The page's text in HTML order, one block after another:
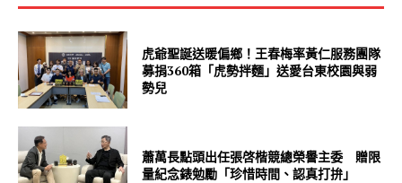
虎爺聖誕送暖偏鄉！王春梅率黃仁服務團隊
募捐360箱「虎勢拌麵」送愛台東校園與弱
勢兒
蕭萬長點頭出任張啓楷競總榮譽主委 贈限
量紀念錶勉勵「珍惜時間、認真打拚」